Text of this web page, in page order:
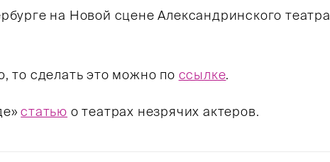
на Новой сцене Александринского театра
то сделать это можно по ссылке.
статью о театрах незрячих актеров.